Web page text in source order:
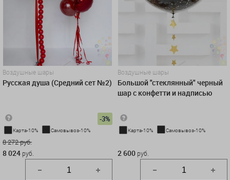
Воздушные шары
Русская душа (Средний сет №2)
-3%
Карта-10% Самовывоз-10%
8 272 руб.
8 024 руб.
Воздушные шары
Большой "стеклянный" черный
шар с конфетти и надписью
Карта-10% Самовывоз-10%
2 600 руб.